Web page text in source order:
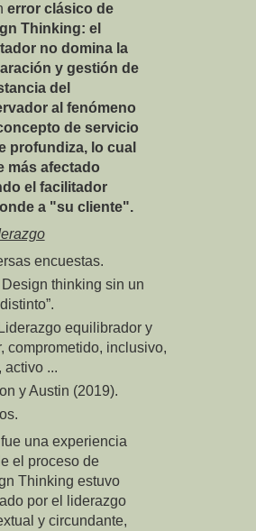
error clásico de
Thinking: el
no domina la
y gestión de
del
al fenómeno
de servicio
profundiza, lo cual
más afectado
el facilitador
a "su cliente".
encuestas.
thinking sin un
equilibrador y
comprometido, inclusivo,
activo ...
y Austin (2019).
una experiencia
el proceso de
Thinking estuvo
por el liderazgo
y circundante,